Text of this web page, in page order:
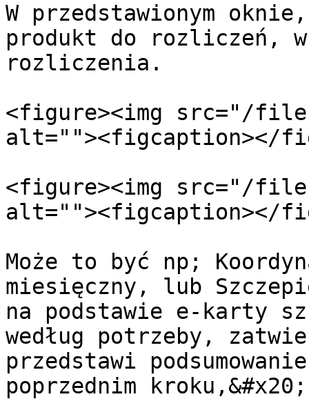
W przedstawionym
produkt do rozliczeń,
rozliczenia.
<figure><img src="/
alt=""><figcaption></
<figure><img src="/files/
alt=""><figcaption></
Może to być np;
miesięczny, lub
na podstawie e-karty
według potrzeby,
przedstawi
poprzednim kroku,&#x20;